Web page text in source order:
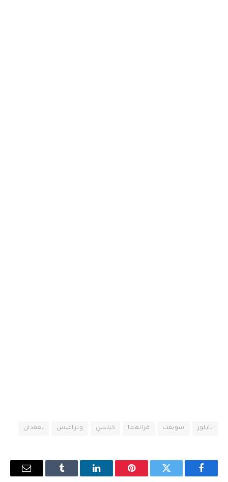
تايلور سويفت قرانهما كيلسي وترافيس يعقدان
فيسبوك تويتر بينتيريستلينكدإن Tumblr
البريد